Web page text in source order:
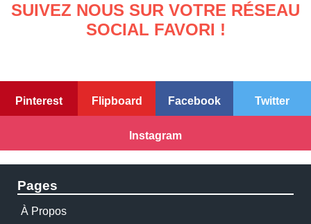
SUIVEZ NOUS SUR VOTRE RÉSEAU
SOCIAL FAVORI !
Pinterest Flipboard Facebook Twitter
Instagram
Pages
À Propos